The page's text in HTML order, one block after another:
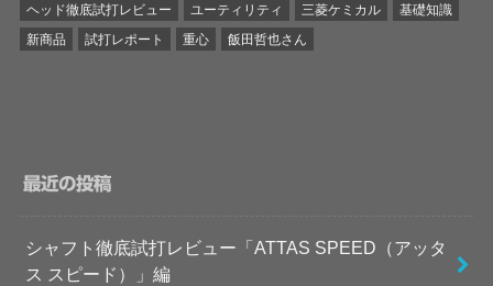
ヘッド徹底試打レビュー
ユーティリティ 三菱ケミカル
基礎知識
新商品
試打レポート 重心 飯田哲也さん
最近の投稿
シャフト徹底試打レビュー「ATTAS SPEED（アッタ
ス スピード）」編